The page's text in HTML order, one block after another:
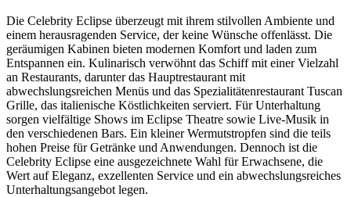
Die Celebrity Eclipse überzeugt mit ihrem stilvollen Ambiente und
einem herausragenden Service, der keine Wünsche offenlässt. Die
geräumigen Kabinen bieten modernen Komfort und laden zum
Entspannen ein. Kulinarisch verwöhnt das Schiff mit einer Vielzahl
an Restaurants, darunter das Hauptrestaurant mit
abwechslungsreichen Menüs und das Spezialitätenrestaurant Tuscan
Grille, das italienische Köstlichkeiten serviert. Für Unterhaltung
sorgen vielfältige Shows im Eclipse Theatre sowie Live-Musik in
den verschiedenen Bars. Ein kleiner Wermutstropfen sind die teils
hohen Preise für Getränke und Anwendungen. Dennoch ist die
Celebrity Eclipse eine ausgezeichnete Wahl für Erwachsene, die
Wert auf Eleganz, exzellenten Service und ein abwechslungsreiches
Unterhaltungsangebot legen.